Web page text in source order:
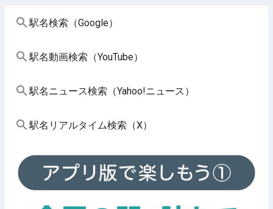
駅名検索（Google）
駅名動画検索（YouTube）
駅名ニュース検索（Yahoo!ニュース）
駅名リアルタイム検索（X）